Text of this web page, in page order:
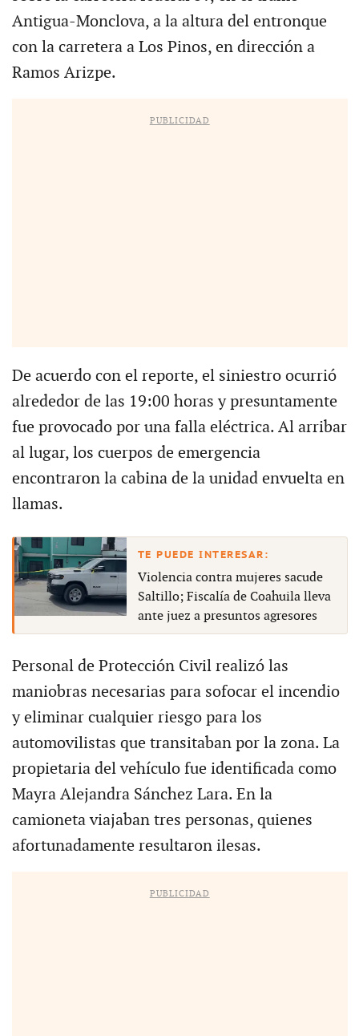
Antigua-Monclova, a la altura del entronque
con la carretera a Los Pinos, en dirección a
Ramos Arizpe.
PUBLICIDAD
De acuerdo con el reporte, el siniestro ocurrió
alrededor de las 19:00 horas y presuntamente
fue provocado por una falla eléctrica. Al arribar
al lugar, los cuerpos de emergencia
encontraron la cabina de la unidad envuelta en
llamas.
Violencia contra mujeres sacude
Saltillo; Fiscalía de Coahuila lleva
ante juez a presuntos agresores
Personal de Protección Civil realizó las
maniobras necesarias para sofocar el incendio
y eliminar cualquier riesgo para los
automovilistas que transitaban por la zona. La
propietaria del vehículo fue identificada como
Mayra Alejandra Sánchez Lara. En la
camioneta viajaban tres personas, quienes
afortunadamente resultaron ilesas.
PUBLICIDAD